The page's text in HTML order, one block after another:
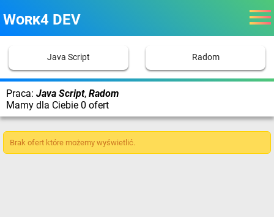
Work4 DEV
Java Script Radom
Praca: Java Script, Radom
Mamy dla Ciebie 0 ofert
Brak ofert które możemy wyświetlić.